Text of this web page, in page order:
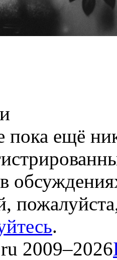
пока ещё
.
2009–2026